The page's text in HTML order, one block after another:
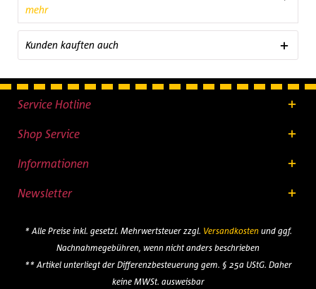
mehr
Kunden kauften auch
Service Hotline
Shop Service
Informationen
Newsletter
* Alle Preise inkl. gesetzl. Mehrwertsteuer zzgl. Versandkostenund ggf.
Nachnahmegebühren, wenn nicht anders beschrieben
** Artikel unterliegt der Differenzbesteuerung gem. § 25a UStG. Daher
keine MWSt. ausweisbar